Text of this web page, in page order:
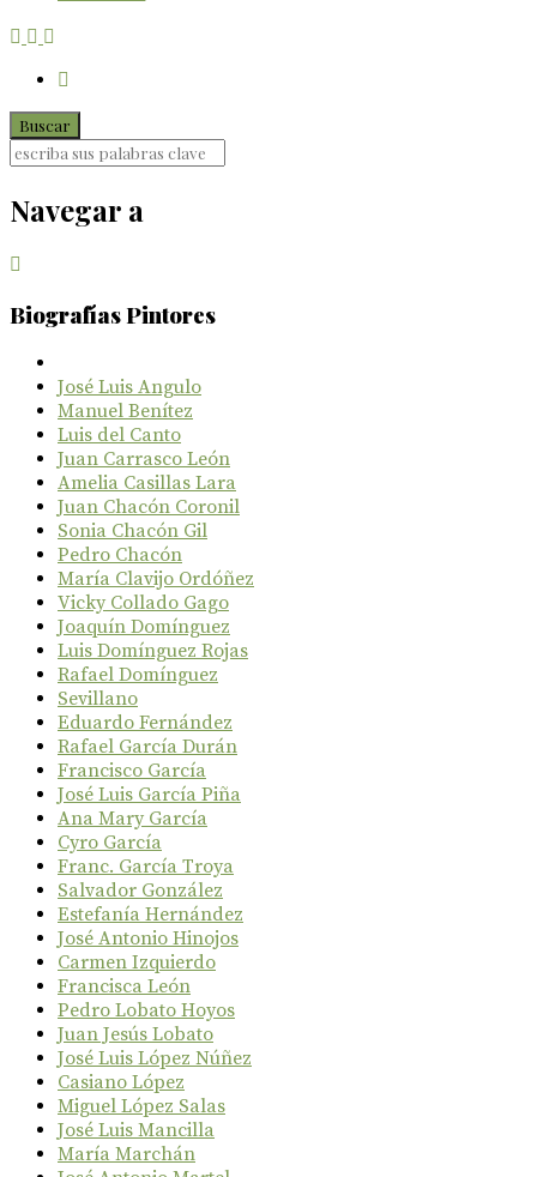
Navegar a
Biografías Pintores
José Luis Angulo
Manuel Benítez
Luis del Canto
Juan Carrasco León
Amelia Casillas Lara
Juan Chacón Coronil
Sonia Chacón Gil
Pedro Chacón
María Clavijo Ordóñez
Vicky Collado Gago
Joaquín Domínguez
Luis Domínguez Rojas
Rafael Domínguez
Sevillano
Eduardo Fernández
Rafael García Durán
Francisco García
José Luis García Piña
Ana Mary García
Cyro García
Franc. García Troya
Salvador González
Estefanía Hernández
José Antonio Hinojos
Carmen Izquierdo
Francisca León
Pedro Lobato Hoyos
Juan Jesús Lobato
José Luis López Núñez
Casiano López
Miguel López Salas
José Luis Mancilla
María Marchán